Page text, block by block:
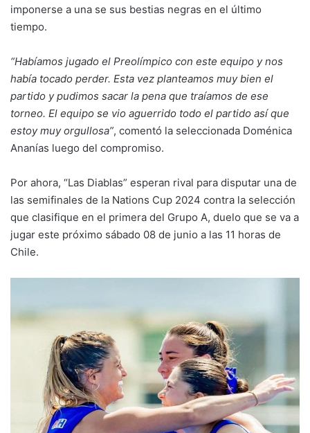
imponerse a una se sus bestias negras en el último
tiempo.
“Habíamos jugado el Preolímpico con este equipo y nos
había tocado perder. Esta vez planteamos muy bien el
partido y pudimos sacar la pena que traíamos de ese
torneo. El equipo se vio aguerrido todo el partido así que
estoy muy orgullosa”, comentó la seleccionada Doménica
Ananías luego del compromiso.
Por ahora, “Las Diablas” esperan rival para disputar una de
las semifinales de la Nations Cup 2024 contra la selección
que clasifique en el primera del Grupo A, duelo que se va a
jugar este próximo sábado 08 de junio a las 11 horas de
Chile.